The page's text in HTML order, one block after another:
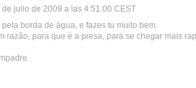
de julio de 2009 a las 4:51:00 CEST
borda de água, e fazes tu muito bem.
razão, para que é a presa, para se chegar mais